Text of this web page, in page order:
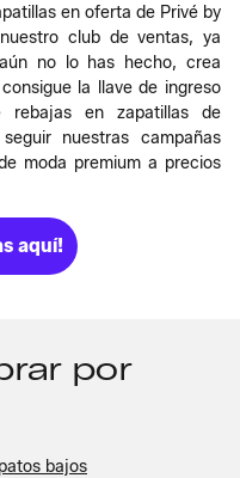
en oferta de Privé by
club de ventas, ya
no lo has hecho, crea
la llave de ingreso
rebajas en zapatillas de
nuestras campañas
moda premium a precios
aquí!
por
bajos